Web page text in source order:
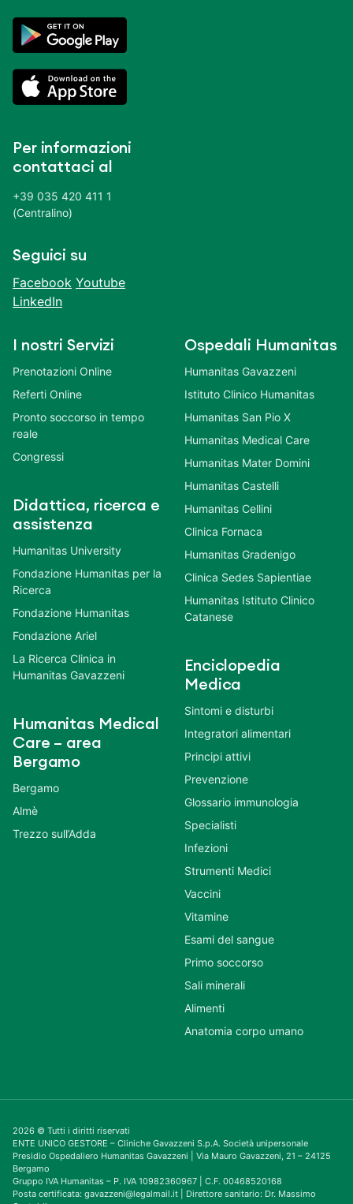
Per informazioni
contattaci al
+39 035 420 411 1
(Centralino)
Seguici su
Facebook Youtube
LinkedIn
I nostri Servizi
Prenotazioni Online
Referti Online
Pronto soccorso in tempo
reale
Congressi
Didattica, ricerca e
assistenza
Humanitas University
Fondazione Humanitas per la
Ricerca
Fondazione Humanitas
Fondazione Ariel
La Ricerca Clinica in
Humanitas Gavazzeni
Humanitas Medical
Care – area
Bergamo
Bergamo
Almè
Trezzo sull’Adda
Ospedali Humanitas
Humanitas Gavazzeni
Istituto Clinico Humanitas
Humanitas San Pio X
Humanitas Medical Care
Humanitas Mater Domini
Humanitas Castelli
Humanitas Cellini
Clinica Fornaca
Humanitas Gradenigo
Clinica Sedes Sapientiae
Humanitas Istituto Clinico
Catanese
Enciclopedia
Medica
Sintomi e disturbi
Integratori alimentari
Principi attivi
Prevenzione
Glossario immunologia
Specialisti
Infezioni
Strumenti Medici
Vaccini
Vitamine
Esami del sangue
Primo soccorso
Sali minerali
Alimenti
Anatomia corpo umano
2026 © Tutti i diritti riservati
ENTE UNICO GESTORE – Cliniche Gavazzeni S.p.A. Società unipersonale
Presidio Ospedaliero Humanitas Gavazzeni | Via Mauro Gavazzeni, 21 – 24125
Bergamo
Gruppo IVA Humanitas – P. IVA 10982360967 | C.F. 00468520168
Posta certificata: gavazzeni@legalmail.it | Direttore sanitario: Dr. Massimo